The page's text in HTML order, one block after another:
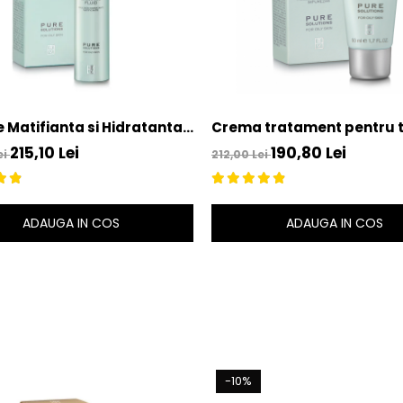
Matifianta si Hidratanta
Gras/Uleios 50ml -
Fluid Pure Solution –
215,10 Lei
ADAUGA IN COS
Crema tratament pentru
gras 50ml - Oil Free
Gel Pure Solution – Bruno
212,00 Lei190,80 Lei
ADAUGA IN COS
-10%